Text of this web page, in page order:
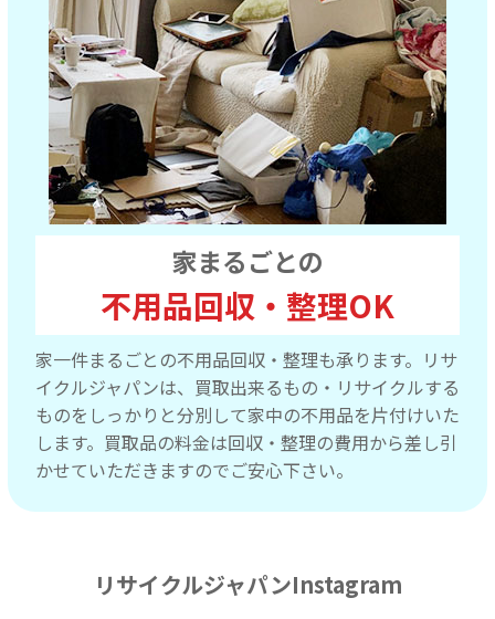
家まるごとの
不用品回収・整理OK
家一件まるごとの不用品回収・整理も承ります。リサ
イクルジャパンは、買取出来るもの・リサイクルする
ものをしっかりと分別して家中の不用品を片付けいた
します。買取品の料金は回収・整理の費用から差し引
かせていただきますのでご安心下さい。
リサイクルジャパンInstagram